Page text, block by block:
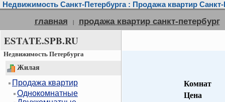
Недвижимость Санкт-Петербурга : Продажа квартир Санкт-
главная | продажа квартир санкт-петербург
ESTATE.SPB.RU
Недвижимость Петербурга
Жилая
Продажа квартир
Однокомнатные
Комнат
Цена